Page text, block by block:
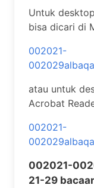
Untuk
bisa dicari di
002021-
atau untuk
Acrobat
002021-
002021-
21-29